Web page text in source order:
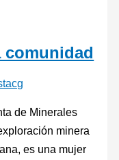
comunidad
de Minerales
minera
es una mujer